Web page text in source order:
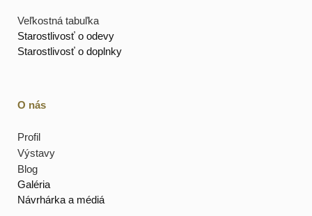
Veľkostná tabuľka
Starostlivosť o odevy
Starostlivosť o doplnky
O nás
Profil
Výstavy
Blog
Galéria
Návrhárka a médiá